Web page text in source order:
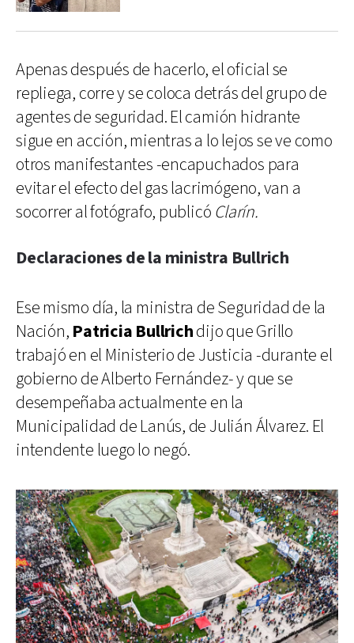
Apenas después de hacerlo, el oficial se
repliega, corre y se coloca detrás del grupo de
agentes de seguridad. El camión hidrante
sigue en acción, mientras a lo lejos se ve como
otros manifestantes -encapuchados para
evitar el efecto del gas lacrimógeno, van a
socorrer al fotógrafo, publicó Clarín.
Declaraciones de la ministra Bullrich
Ese mismo día, la ministra de Seguridad de la
Nación, Patricia Bullrichdijo que Grillo
trabajó en el Ministerio de Justicia -durante el
gobierno de Alberto Fernández- y que se
desempeñaba actualmente en la
Municipalidad de Lanús, de Julián Álvarez. El
intendente luego lo negó.